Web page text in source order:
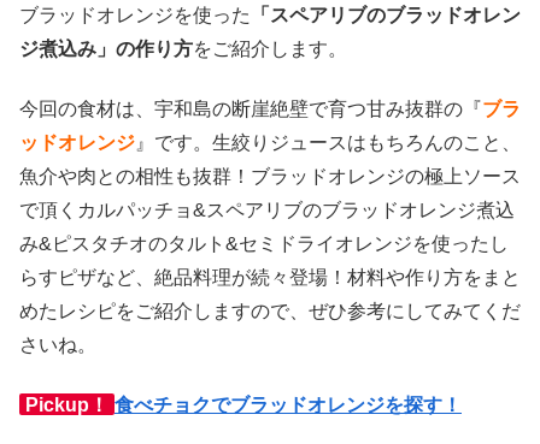
ブラッドオレンジを使った
「スペアリブのブラッドオレン
ジ煮込み」の作り方をご紹介します。
今回の食材は、宇和島の断崖絶壁で育つ甘み抜群の『ブラ
ッドオレンジ 』です。生絞りジュースはもちろんのこと、
魚介や肉との相性も抜群！ブラッドオレンジの極上ソース
で頂くカルパッチョ&スペアリブのブラッドオレンジ煮込
み&ピスタチオのタルト&セミドライオレンジを使ったし
らすピザなど、絶品料理が続々登場！材料や作り方をまと
めたレシピをご紹介しますので、ぜひ参考にしてみてくだ
さいね。
Pickup！ 食べチョクでブラッドオレンジを探す！